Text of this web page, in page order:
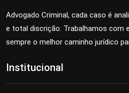
Advogado Criminal, cada caso é
e total discrição. Trabalhamos com
sempre o melhor caminho jurídico
Institucional